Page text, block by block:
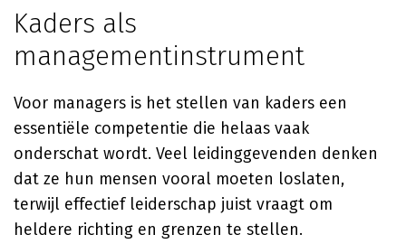
Kaders als
managementinstrument
Voor managers is het stellen van kaders een
essentiële competentie die helaas vaak
onderschat wordt. Veel leidinggevenden denken
dat ze hun mensen vooral moeten loslaten,
terwijl effectief leiderschap juist vraagt om
heldere richting en grenzen te stellen.